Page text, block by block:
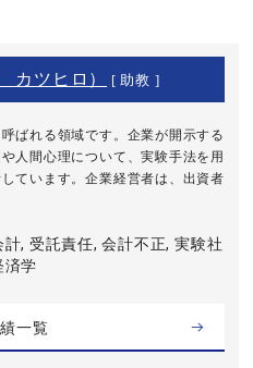
ツヒロ） [ 助教 ]
ばれる領域です。企業が開示する
人間心理について、実験手法を用
ています。企業経営者は、出資者
, 受託責任, 会計不正, 実験社
済学
一覧